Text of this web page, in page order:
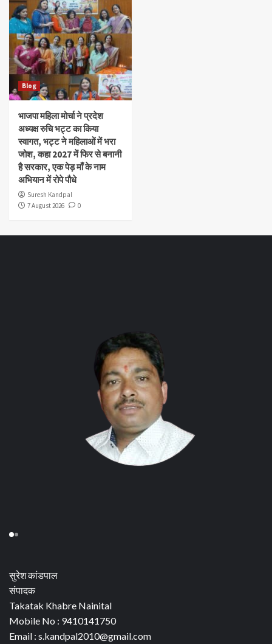
Blog
भाजपा महिला मोर्चा ने प्रदेश
अध्यक्ष रुचि भट्ट का किया
स्वागत, भट्ट ने महिलाओं में भरा
जोश, कहा 2027 में फिर से बनानी
है सरकार, एक पेड़ माँ के नाम
अभियान में रोपे पौधे
Suresh Kandpal
7 August 2026
0
सुरेश कांडपाल
संपादक
Takatak Khabre Nainital
Mobile No : 9410141750
Email : s.kandpal2010@gmail.com